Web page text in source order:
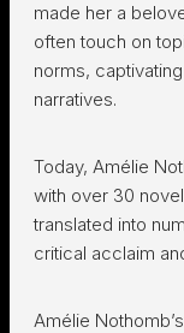
made her a
often touch on
norms,
narratives.
Today, Amélie
with over 30
translated into
critical acclaim
Amélie